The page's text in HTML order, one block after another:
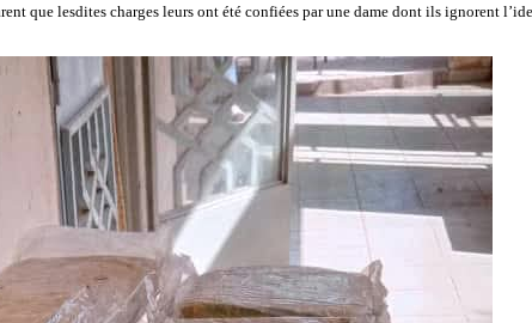
que lesdites charges leurs ont été confiées par une dame dont ils ignorent